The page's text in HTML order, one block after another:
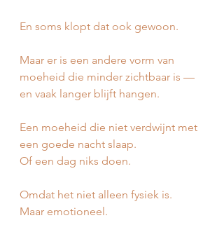
En soms klopt dat ook gewoon.
Maar er is een andere vorm van
moeheid die minder zichtbaar is —
en vaak langer blijft hangen.
Een moeheid die niet verdwijnt met
een goede nacht slaap.
Of een dag niks doen.
Omdat het niet alleen fysiek is.
Maar emotioneel.